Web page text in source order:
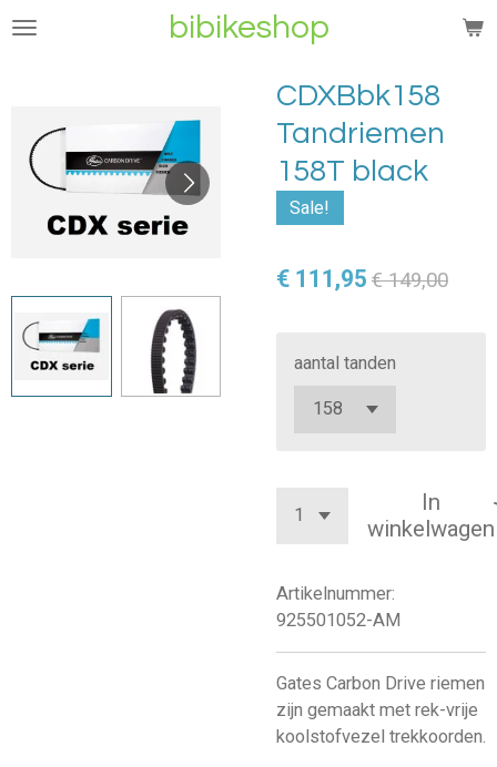
Ga
hoofdinhoud
bibikeshop
CDXBbk158
Tandriemen
158T black
Sale!
€ 111,95 € 149,00
aantal tanden
In
winkelwagen
Artikelnummer:
925501052-AM
Gates Carbon Drive riemen
zijn gemaakt met rek-vrije
koolstofvezel trekkoorden.